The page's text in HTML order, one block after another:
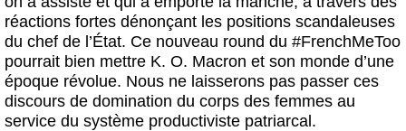
réactions fortes dénonçant les positions scandaleuses
du chef de l’État. Ce nouveau round du #FrenchMeToo
pourrait bien mettre K. O. Macron et son monde d’une
époque révolue. Nous ne laisserons pas passer ces
discours de domination du corps des femmes au
service du système productiviste patriarcal.